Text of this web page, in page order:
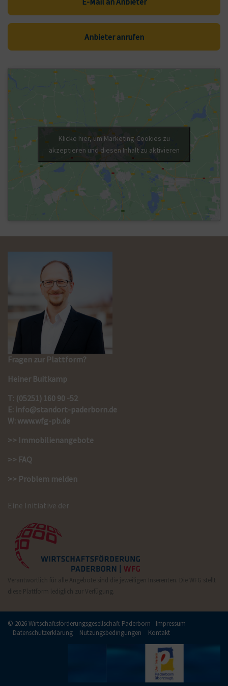
Anbieter anrufen
Klicke hier, um Marketing-Cookies zu
akzeptieren und diesen Inhalt zu aktivieren
Fragen zur Plattform?
Heiner Buitkamp
T: (05251) 160 90 -52
E: info@standort-paderborn.de
W: www.wfg-pb.de
>> Immobilienangebote
>> FAQ
>> Problem melden
Eine Initiative der
Verantwortlich für alle Angebote sind die jeweiligen Inserenten. Die WFG stellt
diese Plattform lediglich zur Verfügung.
© 2026 Wirtschaftsförderungsgesellschaft Paderborn
Impressum
Datenschutzerklärung
Nutzungsbedingungen Kontakt